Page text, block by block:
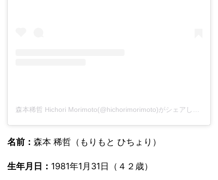
森本稀哲 Hichori Morimoto(@hichorimorimoto)がシェアした投稿
名前： 森本 稀哲（もりもと ひちょり）
生年月日： 1981年1月31日（４２歳）